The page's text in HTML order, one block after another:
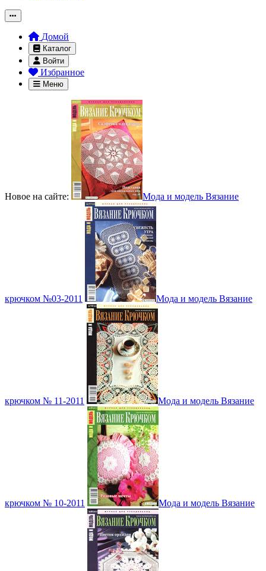
Домой
Каталог
Войти
Избранное
Меню
Новое на сайте: Мода и модель Вязание
крючком №03-2011 Мода и модель Вязание
крючком № 11-2011 Мода и модель Вязание
крючком № 10-2011 Мода и модель Вязание